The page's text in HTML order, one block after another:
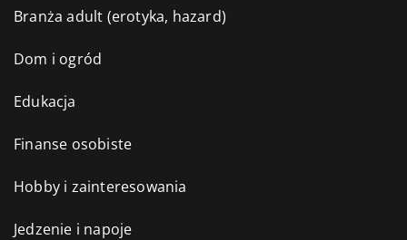
Branża adult (erotyka, hazard)
Dom i ogród
Edukacja
Finanse osobiste
Hobby i zainteresowania
Jedzenie i napoje